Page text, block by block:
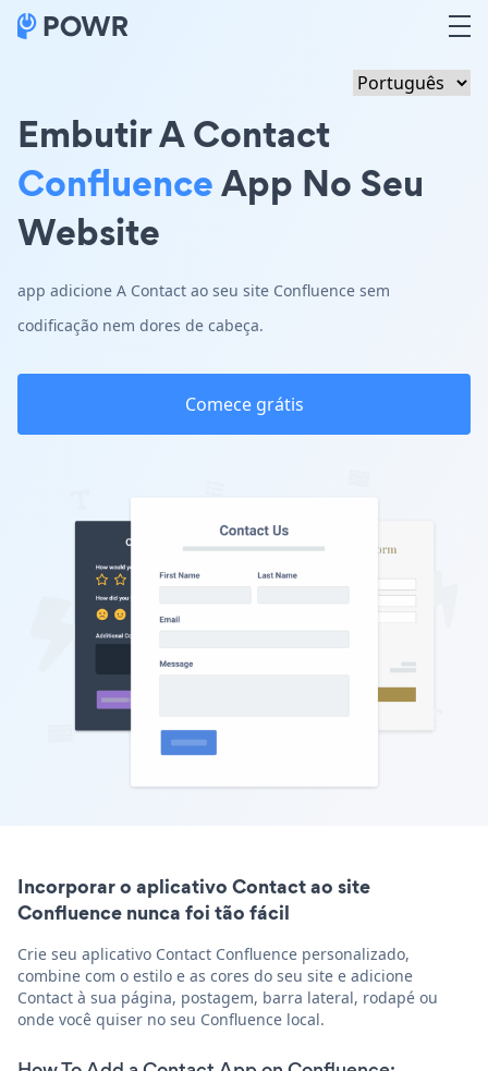
Embutir A Contact
ConfluenceApp No Seu
Website
app adicione A Contact ao seu site Confluence sem
codificação nem dores de cabeça.
Comece grátis
Incorporar o aplicativo Contact ao site
Confluence nunca foi tão fácil
Crie seu aplicativo Contact Confluence personalizado,
combine com o estilo e as cores do seu site e adicione
Contact à sua página, postagem, barra lateral, rodapé ou
onde você quiser no seu Confluence local.